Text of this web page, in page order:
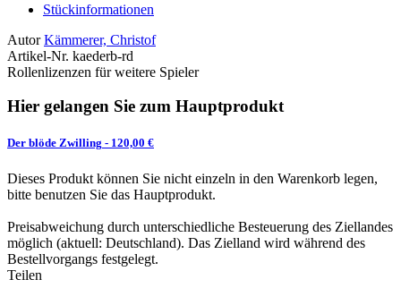
Stückinformationen
Autor Kämmerer, Christof
Artikel-Nr. kaederb-rd
Rollenlizenzen für weitere Spieler
Hier gelangen Sie zum Hauptprodukt
Der blöde Zwilling - 120,00 €
Dieses Produkt können Sie nicht einzeln in den Warenkorb legen,
bitte benutzen Sie das Hauptprodukt.
Preisabweichung durch unterschiedliche Besteuerung des Ziellandes
möglich (aktuell: Deutschland). Das Zielland wird während des
Bestellvorgangs festgelegt.
Teilen